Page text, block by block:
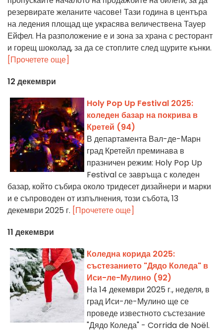
резервирате желаните часове! Тази година в центъра
на ледения площад ще украсява величествена Тауер
Ейфел. На разположение е и зона за храна с ресторант
и горещ шоколад, за да се стоплите след щурите кънки.
[Прочетете още]
12 декември
Holy Pop Up Festival 2025:
коледен базар на покрива в
Кретей (94)
В департамента Вал-де-Марн
град Кретейл преминава в
празничен режим: Holy Pop Up
Festival се завръща с коледен
базар, който събира около тридесет дизайнери и марки
и е съпроводен от изпълнения, този събота, 13
декември 2025 г. [Прочетете още]
11 декември
Коледна корида 2025:
състезанието "Дядо Коледа" в
Иси-ле-Мулино (92)
На 14 декември 2025 г., неделя, в
град Иси-ле-Мулино ще се
проведе известното състезание
"Дядо Коледа" - Corrida de Noël.